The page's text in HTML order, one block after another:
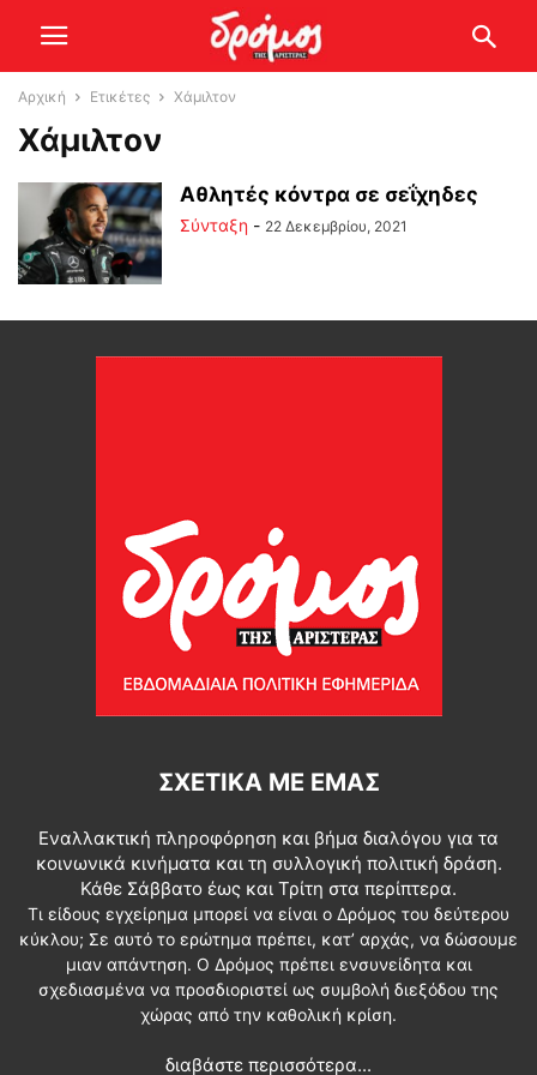
Αρχική Ετικέτες Χάμιλτον
Χάμιλτον
Αθλητές κόντρα σε σεΐχηδες
Σύνταξη - 22 Δεκεμβρίου, 2021
ΣΧΕΤΙΚΆ ΜΕ ΕΜΆΣ
Εναλλακτική πληροφόρηση και βήμα διαλόγου για τα
κοινωνικά κινήματα και τη συλλογική πολιτική δράση.
Κάθε Σάββατο έως και Τρίτη στα περίπτερα.
Τι είδους εγχείρημα μπορεί να είναι ο Δρόμος του δεύτερου
κύκλου; Σε αυτό το ερώτημα πρέπει, κατ’ αρχάς, να δώσουμε
μιαν απάντηση. Ο Δρόμος πρέπει ενσυνείδητα και
σχεδιασμένα να προσδιοριστεί ως συμβολή διεξόδου της
χώρας από την καθολική κρίση.
διαβάστε περισσότερα...